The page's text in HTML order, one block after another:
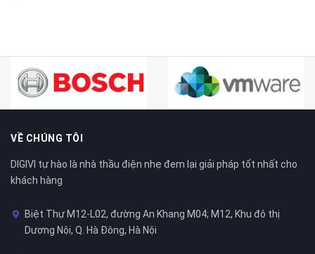
VỀ CHÚNG TÔI
DIGIVI tự hào là nhà thầu điện nhẹ đem lại giải pháp tốt nhất cho
khách hàng
Biệt Thự M12-L02, đường An Khang M04; M12, Khu đô thị
Dương Nội, Q. Hà Đông, Hà Nội